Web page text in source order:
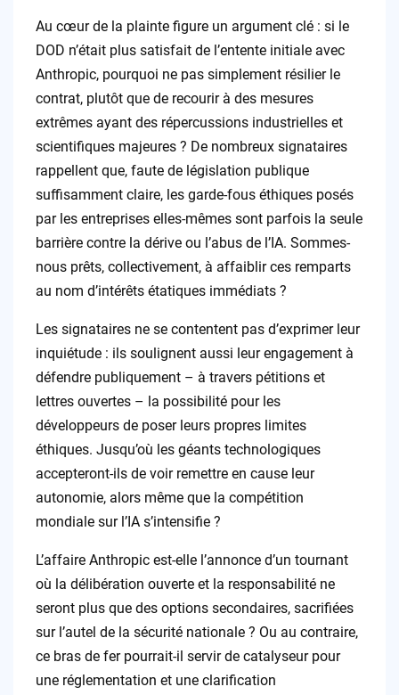
Au cœur de la plainte figure un argument clé : si le
DOD n’était plus satisfait de l’entente initiale avec
Anthropic, pourquoi ne pas simplement résilier le
contrat, plutôt que de recourir à des mesures
extrêmes ayant des répercussions industrielles et
scientifiques majeures ? De nombreux signataires
rappellent que, faute de législation publique
suffisamment claire, les garde-fous éthiques posés
par les entreprises elles-mêmes sont parfois la seule
barrière contre la dérive ou l’abus de l’IA. Sommes-
nous prêts, collectivement, à affaiblir ces remparts
au nom d’intérêts étatiques immédiats ?
Les signataires ne se contentent pas d’exprimer leur
inquiétude : ils soulignent aussi leur engagement à
défendre publiquement – à travers pétitions et
lettres ouvertes – la possibilité pour les
développeurs de poser leurs propres limites
éthiques. Jusqu’où les géants technologiques
accepteront-ils de voir remettre en cause leur
autonomie, alors même que la compétition
mondiale sur l’IA s’intensifie ?
L’affaire Anthropic est-elle l’annonce d’un tournant
où la délibération ouverte et la responsabilité ne
seront plus que des options secondaires, sacrifiées
sur l’autel de la sécurité nationale ? Ou au contraire,
ce bras de fer pourrait-il servir de catalyseur pour
une réglementation et une clarification